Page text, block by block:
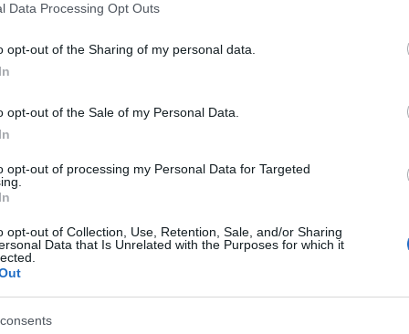
consent section.
Data Processing Opt Outs
opt-out of the Sharing of my personal data.
opt-out of the Sale of my Personal Data.
opt-out of processing my Personal Data for Targeted
opt-out of Collection, Use, Retention, Sale, and/or Sharing
Data that Is Unrelated with the Purposes for which it